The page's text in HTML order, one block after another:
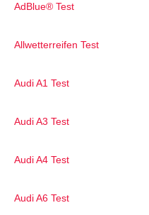
AdBlue® Test
Allwetterreifen Test
Audi A1 Test
Audi A3 Test
Audi A4 Test
Audi A6 Test